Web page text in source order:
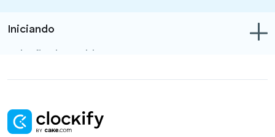
Iniciando
Controle de tempo e despesas
Projetos